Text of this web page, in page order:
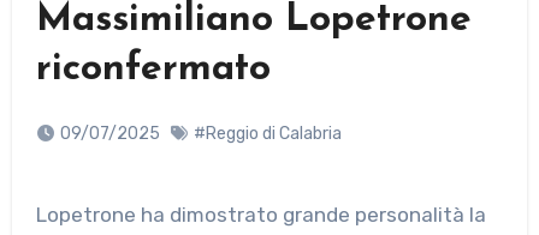
Massimiliano Lopetrone
riconfermato
09/07/2025 #Reggio di Calabria
Lopetrone ha dimostrato grande personalità la